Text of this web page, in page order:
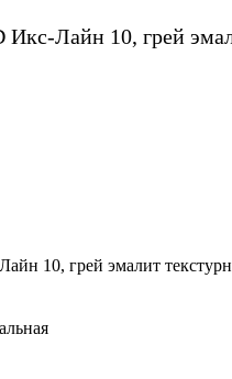
Икс-Лайн 10, грей
10, грей эмалит